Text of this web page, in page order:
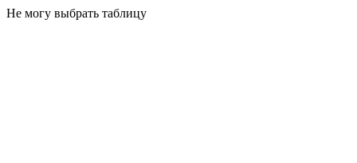
Не могу выбрать таблицу